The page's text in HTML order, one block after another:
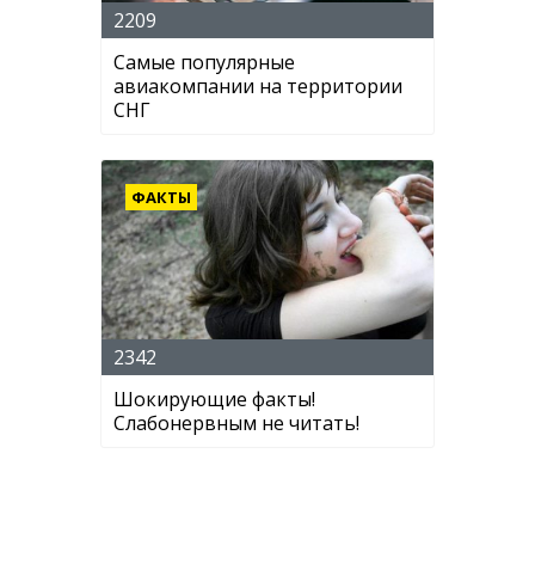
2209
Самые популярные
авиакомпании на территории
СНГ
ФАКТЫ
2342
Шокирующие факты!
Слабонервным не читать!